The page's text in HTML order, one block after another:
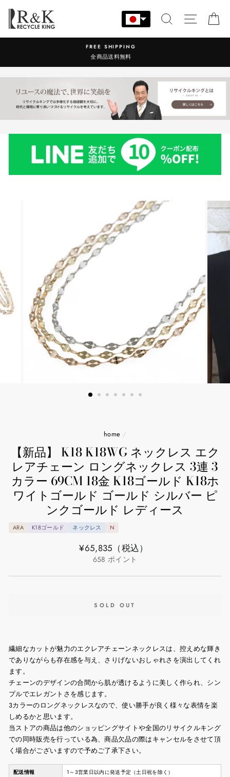
ン
す
検索 サイト
営業時間：9:00-17:30 年中無休
home /
【新品】 K18 K18WG ネックレス エク
レアチェーン ロングネックレス 3連 3
カラー 69CM 18金 K18ゴールド K18ホ
ワイトゴールド ゴールド シルバー ピ
ンクゴールド レディース
ARA K18ゴールド ネックレス N
通
¥65,835 （税込）
658 ポイント
SOLD OUT
繊細なカットが魅力のエクレアチェーンネックレスは、控えめな輝き
でありながらも存在感を与え、さりげないおしゃれさを演出してくれ
ます。
チェーンのデザインの合間から肌が透けるように美しく作られ、シン
プルでエレガントさを感じます。
3カラーのロングネックレスなので、使い勝手が良く様々な表情を楽
しめるかと思います。
当ストアの商品は他のショッピングサイトや全国のリサイクルキング
での同時販売を行っている為、商品欠品の際はキャンセルをさせて頂
く場合がございますので予めご了承下さい。
配送情報 1～3営業日以内に発送予定（土日祝を除く）